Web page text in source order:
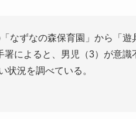
なずなの森保育園」から「遊
によると、男児（3）が意識
状況を調べている。